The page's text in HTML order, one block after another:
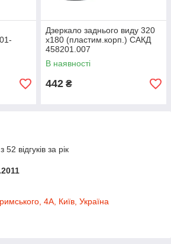
Дзеркало заднього виду 320
x180 (пластим.корп.) САКД
458201.007
В наявності
442 ₴
відгуків за рік
4А, Київ, Україна